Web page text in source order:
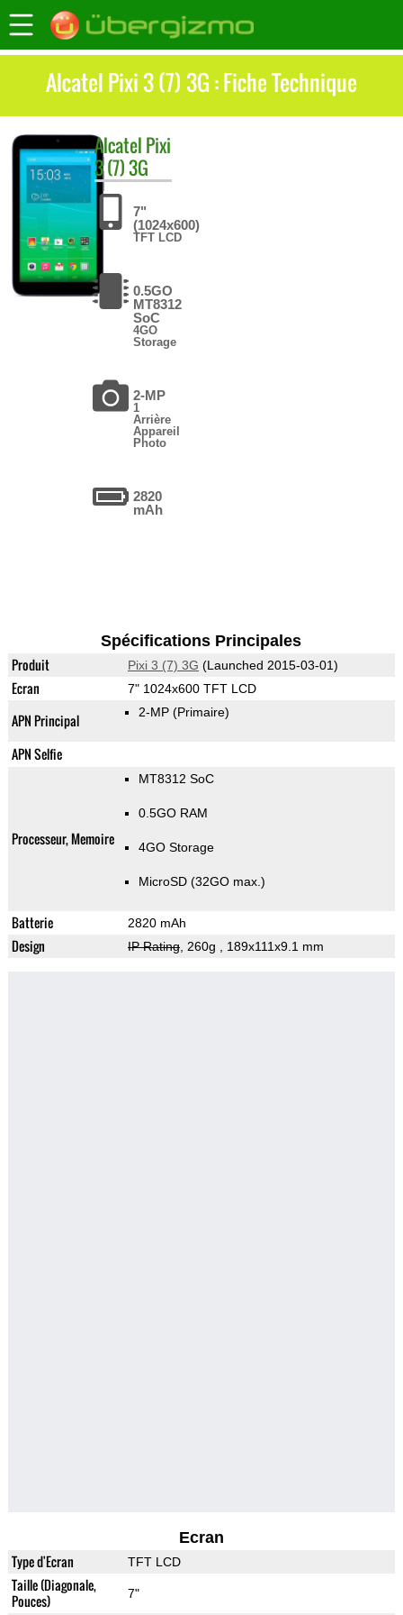
Alcatel Pixi 3 (7) 3G : Fiche Technique
Alcatel Pixi
3 (7) 3G
7"
(1024x600)
TFT LCD
0.5GO
MT8312
SoC
4GO
Storage
2-MP
1
Arrière
Appareil
Photo
2820
mAh
Spécifications Principales
Produit Pixi 3 (7) 3G (Launched 2015-03-01)
Ecran 7" 1024x600 TFT LCD
APN Principal 2-MP (Primaire)
APN Selfie
Processeur, Memoire
MT8312 SoC
0.5GO RAM
4GO Storage
MicroSD (32GO max.)
Batterie 2820 mAh
Design IP Rating, 260g , 189x111x9.1 mm
Ecran
Type d'Ecran TFT LCD
Taille (Diagonale,
Pouces)
7"